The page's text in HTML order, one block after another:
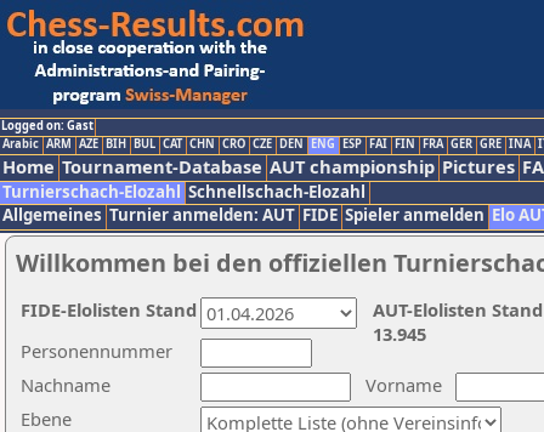
Logged on: Gast
Arabic ARM AZE BIH BUL CAT CHN CRO CZE DEN ENG ESP FAI FIN FRA GER GRE INA
Home Tournament-Database AUT championship Pictures
Turnierschach-Elozahl Schnellschach-Elozahl
Allgemeines Turnier anmelden: AUT FIDE Spieler anmelden Elo
Willkommen bei den offiziellen
Nachname
Vorname
Ebene
Personennummer
AUT-Elolisten
13.945
FIDE-Elolisten Stand